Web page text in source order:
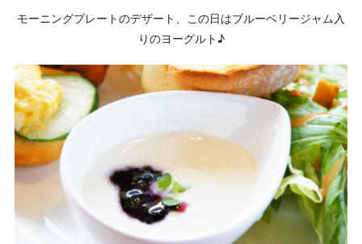
モーニングプレートのデザート、この日はブルーベリージャム入
りのヨーグルト♪